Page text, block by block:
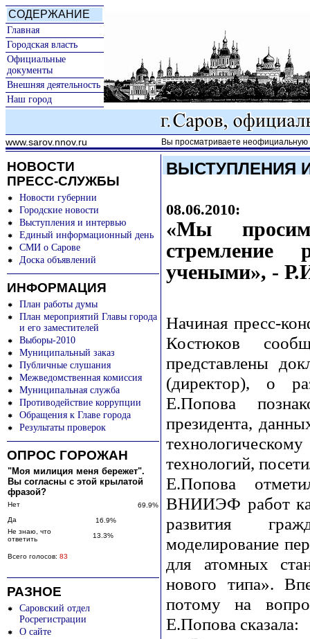
СОДЕРЖАНИЕ
Главная
Городская власть
Официальные
документы
Внешняя деятельность
Наш город
www.sarov.nnov.ru Вы просматриваете неофициальную
НОВОСТИ
ПРЕСС-СЛУЖБЫ
Новости губернии
Городские новости
Выступления и интервью
Единый информационный день
СМИ о Сарове
Доска объявлений
ИНФОРМАЦИЯ
План работы думы
План мероприятий Главы города
и его заместителей
Выборы-2010
Муниципальный заказ
Публичные слушания
Межведомственная комиссия
Муниципальная служба
Противодействие коррупции
Обращения к Главе города
Результаты проверок
ОПРОС ГОРОЖАН
"Моя милиция меня бережет".
Вы согласны с этой крылатой
фразой?
Нет
69.9%
Да
16.9%
Не знаю, что
ответить
13.3%
Всего голосов: 83
РАЗНОЕ
Саровский отдел
Росрегистрации
О сайте
ВЫСТУПЛЕНИЯ
08.06.2010:
«Мы
стремление
учеными», -
Начиная пресс-
Костюков
представлены
(директор), о
Е.Попова
президента,
технологий,
Е.Попова
ВНИИЭФ работ
развития
моделирование
для атомных
нового типа».
потому на
Е.Попова сказала: